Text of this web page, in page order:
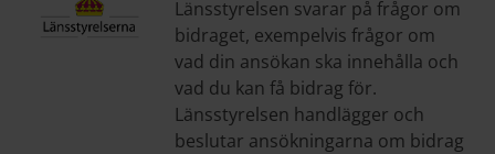
Länsstyrelsen svarar på frågor om
bidraget, exempelvis frågor om
vad din ansökan ska innehålla och
vad du kan få bidrag för.
Länsstyrelsen handlägger och
beslutar ansökningarna om bidrag